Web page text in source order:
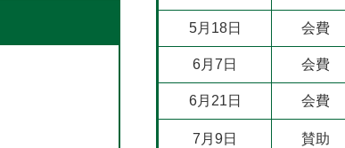
5月18日 会費
6月7日 会費
6月21日 会費
7月9日 賛助